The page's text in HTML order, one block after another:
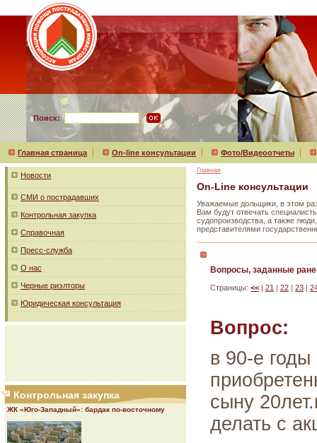
Поиск:
Главная страница On-line консультации Фото/Видеоотчеты
Новости
СМИ о пострадавших
Контрольная закупка
Справочная
Пресс-служба
О нас
Черные риэлторы
Юридическая консультация
Контрольная закупка
ЖК «Юго-Западный»: бардак по-восточному
Главная
On-Line консультации
Уважаемые дольщики, в этом
Вам будут отвечать
судопроизводства, а также
представителями
Вопросы, заданные
Страницы: << | 21 | 22 | 23 |
Вопрос:
в 90-е
сыну
делать с